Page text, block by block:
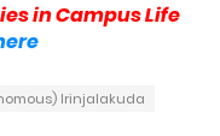
in Campus Life
Irinjalakuda